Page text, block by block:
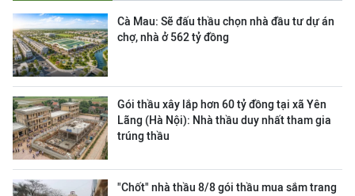
Cà Mau: Sẽ đấu thầu chọn nhà đầu tư dự án
chợ, nhà ở 562 tỷ đồng
Gói thầu xây lắp hơn 60 tỷ đồng tại xã Yên
Lãng (Hà Nội): Nhà thầu duy nhất tham gia
trúng thầu
"Chốt" nhà thầu 8/8 gói thầu mua sắm trang